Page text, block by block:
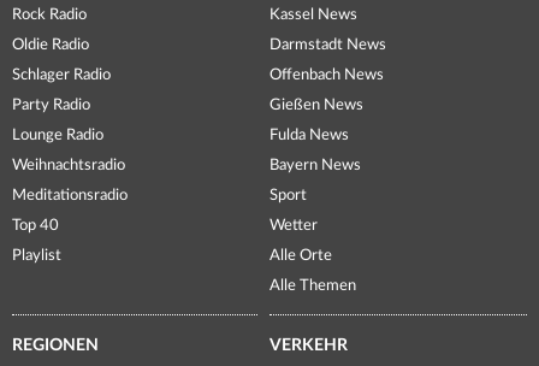
Rock Radio
Oldie Radio
Schlager Radio
Party Radio
Lounge Radio
Weihnachtsradio
Meditationsradio
Top 40
Playlist
Kassel News
Darmstadt News
Offenbach News
Gießen News
Fulda News
Bayern News
Sport
Wetter
Alle Orte
Alle Themen
REGIONEN VERKEHR